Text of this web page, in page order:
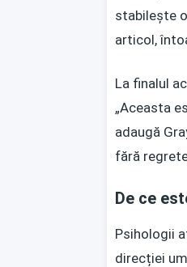
stabilește
articol,
La finalul
„Aceasta
adaugă
fără
De ce
Psihologii
direcției